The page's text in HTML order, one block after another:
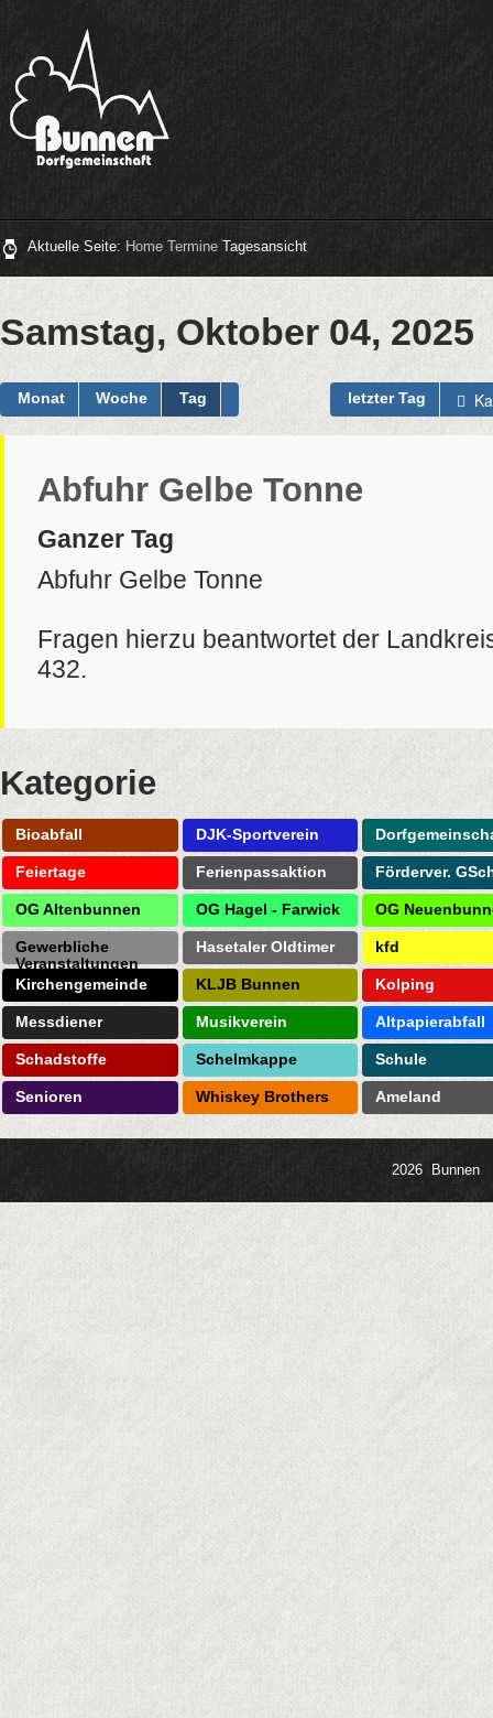
Aktuelle Seite: Home Termine Tagesansicht
Samstag, Oktober 04, 2025
Monat Woche Tag letzter Tag
Abfuhr Gelbe Tonne
Ganzer Tag
Abfuhr Gelbe Tonne
Fragen hierzu beantwortet der
432.
Kategorie
Bioabfall DJK-Sportverein
Feiertage Ferienpassaktion Förderver.
OG Altenbunnen OG Hagel - Farwick OG
Gewerbliche
Veranstaltungen
Hasetaler Oldtimer kfd
Kirchengemeinde KLJB Bunnen Kolping
Messdiener Musikverein Altpapierabfall
Schadstoffe Schelmkappe Schule
Senioren Whiskey Brothers Ameland
2026 Bunnen